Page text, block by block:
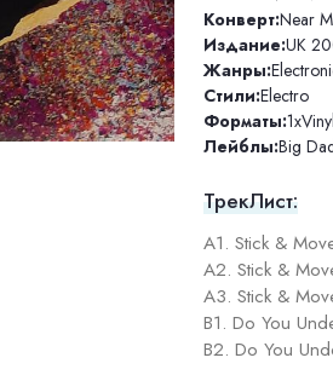
Конверт:Near
Издание:UK
Жанры:
Стили:Electro
Форматы:1xVinyl
Лейблы:Big
ТрекЛист:
A1. Stick &
A2. Stick &
A3. Stick &
B1. Do You
B2. Do You